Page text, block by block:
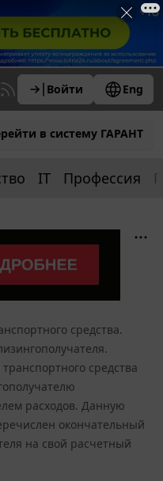
Войти Eng
в систему ГАРАНТ
IT Профессия
средства.
средства
расходов. Данную
окончательный
на свой расчетный